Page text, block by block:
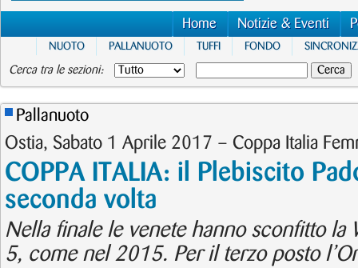
Home Notizie & Eventi
NUOTO PALLANUOTO TUFFI FONDO
Cerca tra le sezioni:
Pallanuoto
Ostia, Sabato 1 Aprile 2017 – Coppa Italia
COPPA ITALIA: il Plebiscito
seconda volta
Nella finale le venete hanno sconfitto la
5, come nel 2015. Per il terzo posto